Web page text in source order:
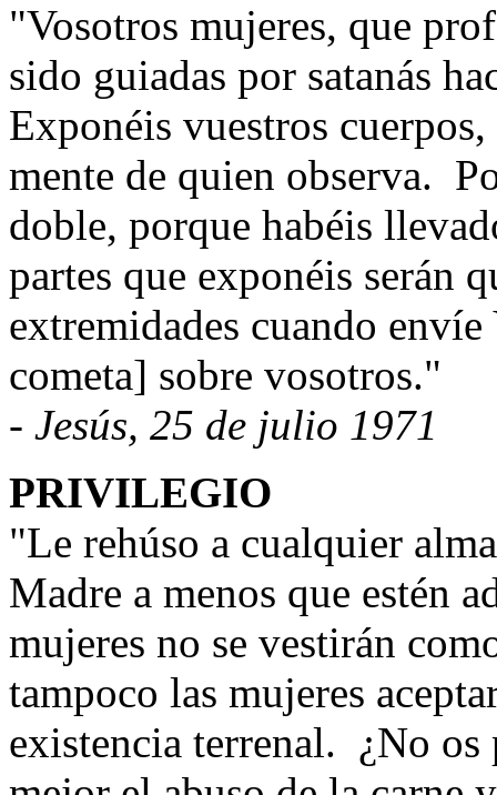
"Vosotros mujeres, que
sido guiadas por satanás
Exponéis vuestros
mente de quien observa.
doble, porque habéis
partes que exponéis serán
extremidades cuando
cometa] sobre vosotros."
- Jesús, 25 de julio 1971
PRIVILEGIO
"Le rehúso a cualquier
Madre a menos que estén
mujeres no se vestirán
tampoco las mujeres
existencia terrenal. ¿No